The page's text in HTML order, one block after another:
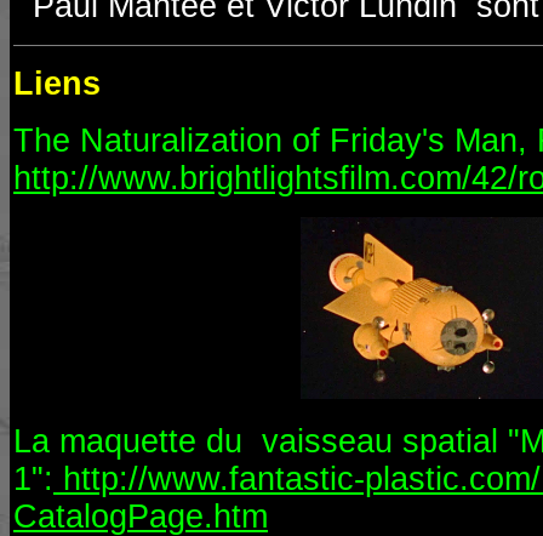
Liens
The Naturalization of Friday's Man,
http://www.brightlightsfilm.com/42/
La maquette du vaisseau spatial
1": http://www.fantastic-
CatalogPage.htm